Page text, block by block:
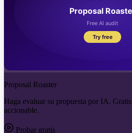
Proposal Roaster
Haga evaluar su propuesta por IA.
accionable.
Probar gratis